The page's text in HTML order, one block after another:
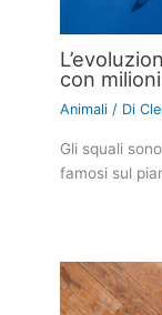
con
Animali / Di
Gli squali
famosi sul